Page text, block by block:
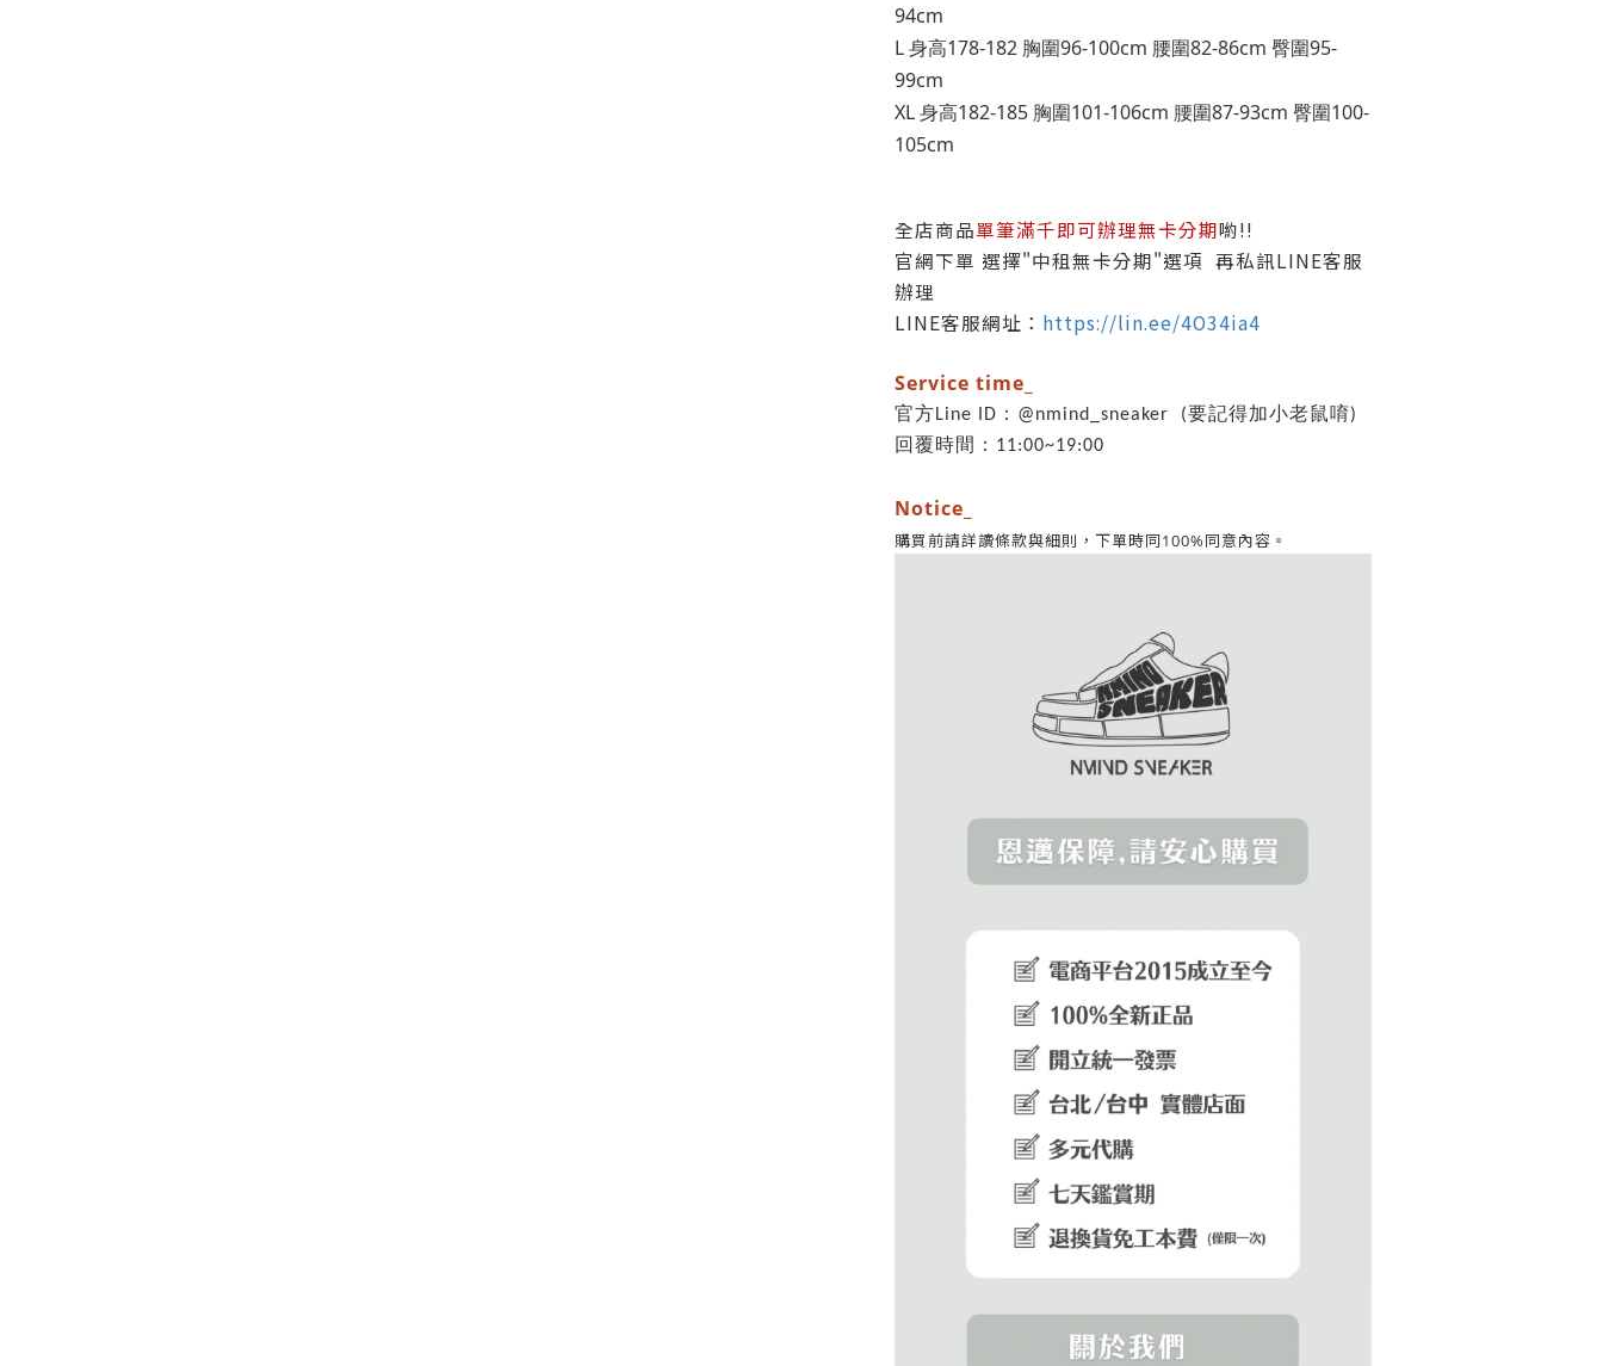
94cm
L 身高178-182 胸圍96-100cm 腰圍82-86cm 臀圍95-
99cm
XL 身高182-185 胸圍101-106cm 腰圍87-93cm 臀圍100-
105cm
全店商品單筆滿千即可辦理無卡分期喲!!
官網下單 選擇"中租無卡分期"選項 再私訊LINE客服
辦理
LINE客服網址： https://lin.ee/4O34ia4
Service time_
官方Line ID：@nmind_sneaker (要記得加小老鼠唷)
回覆時間：11:00~19:00
Notice_
購買前請詳讀條款與細則， 下單時同100%同意內容。